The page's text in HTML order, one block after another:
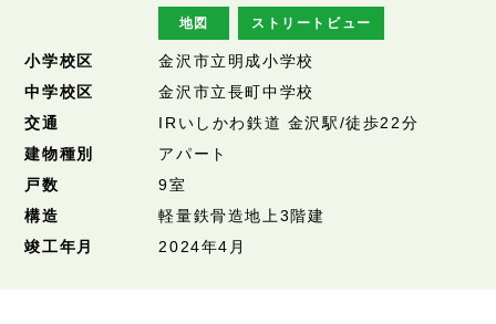
地図 ストリートビュー
小学校区
金沢市立明成小学校
中学校区
金沢市立長町中学校
交通
IRいしかわ鉄道 金沢駅/徒歩22分
建物種別
アパート
戸数
9室
構造
軽量鉄骨造地上3階建
竣工年月
2024年4月